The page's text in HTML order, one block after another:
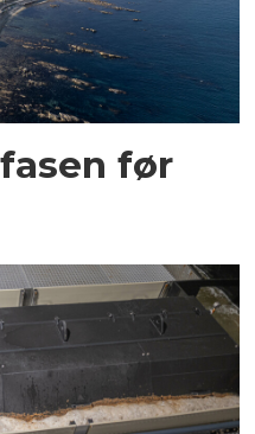
før